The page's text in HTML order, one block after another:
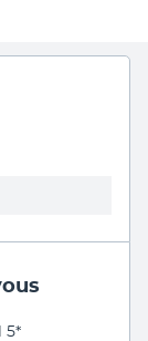
5*